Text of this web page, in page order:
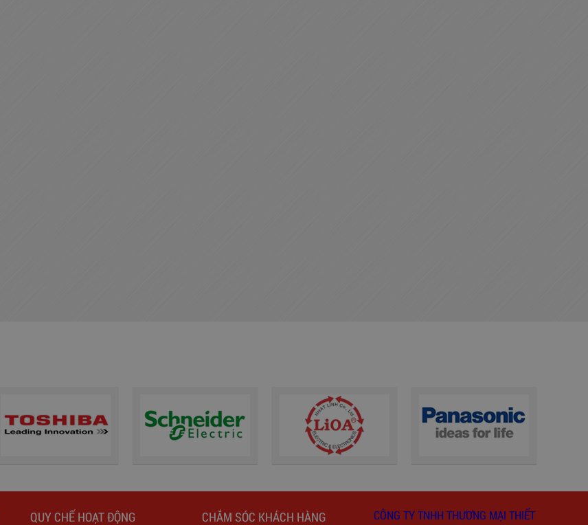
QUY CHẾ HOẠT ĐỘNG CHẮM SÓC KHÁCH HÀNG CÔNG TY TNHH THƯƠNG MẠI THIẾT